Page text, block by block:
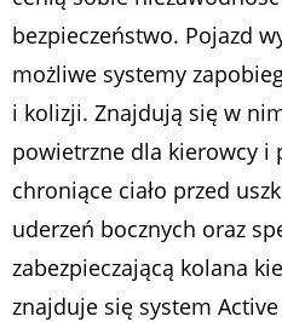
bezpieczeństwo. Pojazd
możliwe systemy
i kolizji. Znajdują się w
powietrzne dla kierowcy i
chroniące ciało przed
uderzeń bocznych oraz
zabezpieczającą kolana
znajduje się system